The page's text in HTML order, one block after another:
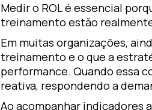
Medir o ROL é essencial
treinamento estão
Em muitas organizações,
treinamento e o que a
performance. Quando essa
reativa, respondendo a
Ao acompanhar indicadores